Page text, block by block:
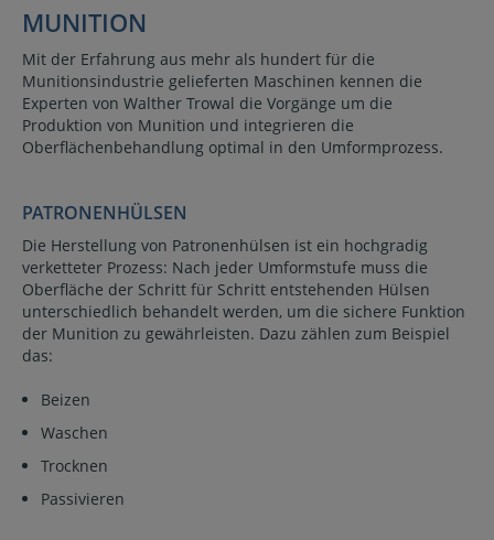
MUNITION
Mit der Erfahrung aus mehr als hundert für die
Munitionsindustrie gelieferten Maschinen kennen die
Experten von Walther Trowal die Vorgänge um die
Produktion von Munition und integrieren die
Oberflächenbehandlung optimal in den Umformprozess.
PATRONENHÜLSEN
Die Herstellung von Patronenhülsen ist ein hochgradig
verketteter Prozess: Nach jeder Umformstufe muss die
Oberfläche der Schritt für Schritt entstehenden Hülsen
unterschiedlich behandelt werden, um die sichere Funktion
der Munition zu gewährleisten. Dazu zählen zum Beispiel
das:
Beizen
Waschen
Trocknen
Passivieren